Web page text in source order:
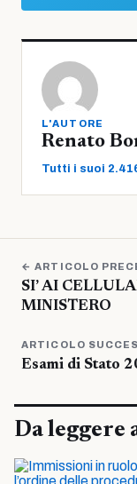
L'AUTORE
Renato
Tutti i suoi
← ARTICOLO
SI’ AI
MINISTERO
ARTICOLO
Esami di Stato
Da leggere